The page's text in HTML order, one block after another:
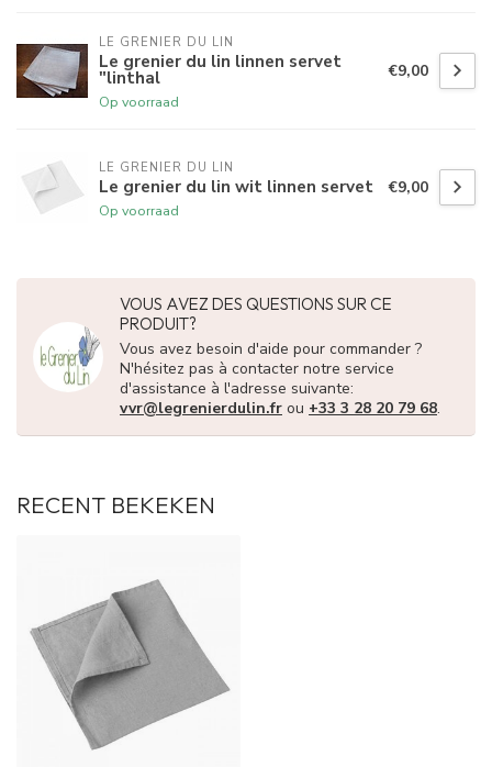
LE GRENIER DU LIN
Le grenier du lin linnen servet
"linthal
Op voorraad
€9,00
LE GRENIER DU LIN
Le grenier du lin wit linnen servet
Op voorraad
€9,00
VOUS AVEZ DES QUESTIONS SUR CE
PRODUIT?
Vous avez besoin d'aide pour commander ?
N'hésitez pas à contacter notre service
d'assistance à l'adresse suivante:
vvr@legrenierdulin.fr ou +33 3 28 20 79 68.
RECENT BEKEKEN